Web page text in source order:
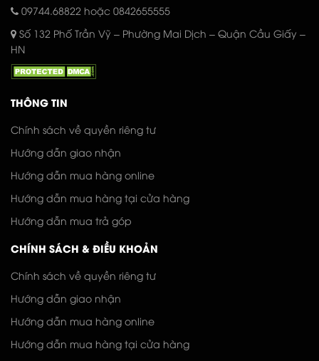
09744.68822 hoặc 0842655555
Số 132 Phố Trần Vỹ – Phường Mai Dịch – Quận Cầu Giấy –
HN
THÔNG TIN
Chính sách về quyền riêng tư
Hướng dẫn giao nhận
Hướng dẫn mua hàng online
Hướng dẫn mua hàng tại cửa hàng
Hướng dẫn mua trả góp
CHÍNH SÁCH & ĐIỀU KHOẢN
Chính sách về quyền riêng tư
Hướng dẫn giao nhận
Hướng dẫn mua hàng online
Hướng dẫn mua hàng tại cửa hàng